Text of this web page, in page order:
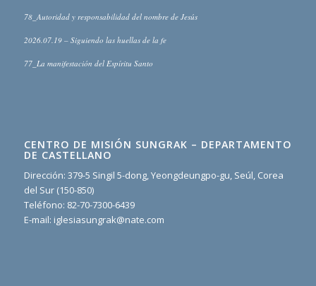
78_Autoridad y responsabilidad del nombre de Jesús
2026.07.19 – Siguiendo las huellas de la fe
77_La manifestación del Espíritu Santo
CENTRO DE MISIÓN SUNGRAK – DEPARTAMENTO
DE CASTELLANO
Dirección: 379-5 Singil 5-dong, Yeongdeungpo-gu, Seúl, Corea
del Sur (150-850)
Teléfono: 82-70-7300-6439
E-mail: iglesiasungrak@nate.com